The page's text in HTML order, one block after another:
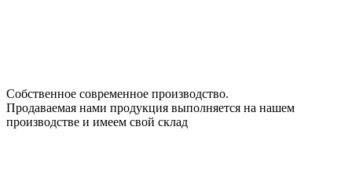
Собственное современное производство.
Продаваемая нами продукция выполняется на нашем
производстве и имеем свой склад